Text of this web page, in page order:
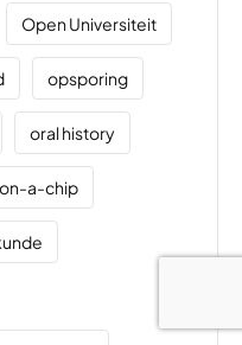
Open Universiteit
opsporing
oral history
a-chip